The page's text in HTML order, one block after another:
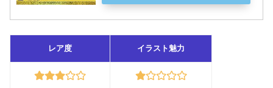
レア度 イラスト魅力